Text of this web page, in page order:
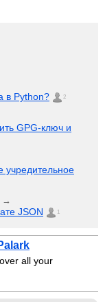
в Python? 2
GPG-ключ и
→
JSON 1
all your